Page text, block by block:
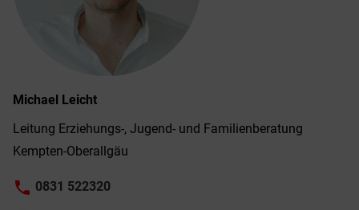
Michael
Leicht
Leitung Erziehungs-, Jugend- und Familien­beratung
Kempten-­Oberallgäu
phone 0831 522320